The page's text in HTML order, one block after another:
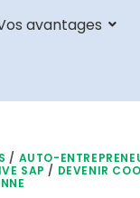
avantages
/ AUTO-
SAP / DEVENIR